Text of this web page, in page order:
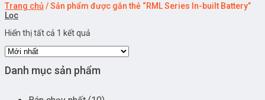
Trang chủ /Sản phẩm được gắn thẻ “RML Series In-built Battery”
Lọc
Hiển thị tất cả 1 kết quả
Danh mục sản phẩm